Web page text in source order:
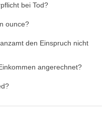
bei Tod?
ounce?
den Einspruch nicht
angerechnet?